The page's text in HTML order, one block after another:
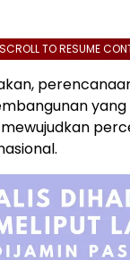
SCROLL TO RESUME
yang